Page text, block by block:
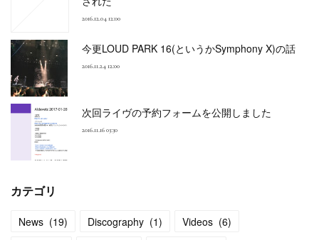
2016.12.04 12:00
今更LOUD PARK 16(というかSymphony X)の話
2016.11.24 12:00
次回ライヴの予約フォームを公開しました
2016.11.16 03:30
カテゴリ
News (19) Discography (1) Videos (6)